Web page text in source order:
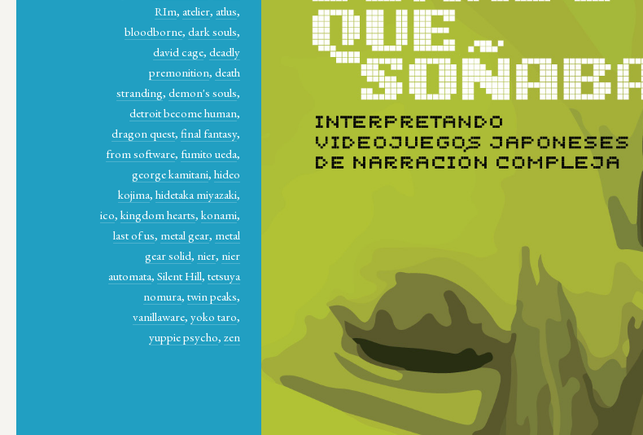
RIm, atelier, atlus,
bloodborne,dark souls,
david cage,deadly
premonition,death
stranding,demon's souls,
detroit become human,
dragon quest,final fantasy,
from software, fumito ueda,
george kamitani,hideo
kojima,hidetaka miyazaki,
ico,kingdom hearts,konami,
last of us, metal gear, metal
gear solid, nier, nier
automata,Silent Hill,tetsuya
nomura,twin peaks,
vanillaware,yoko taro,
yuppie psycho,zen